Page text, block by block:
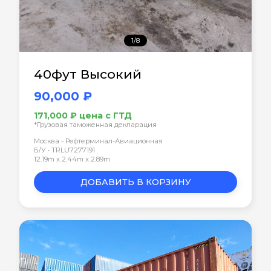
1/8
40фут Высокий
90,000 ₽
171,000 ₽ цена с ГТД
*Грузовая таможенная декларация
Москва - Рефтерминал-Авиационная
Б/У • TRLU7277191
12.19m x 2.44m x 2.89m
ДОБАВИТЬ В КОРЗИНУ